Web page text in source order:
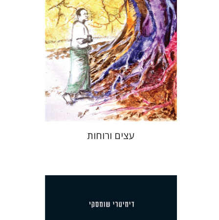
הנחת אתר ספר מודפס
$35
$32
עצים ורוחות